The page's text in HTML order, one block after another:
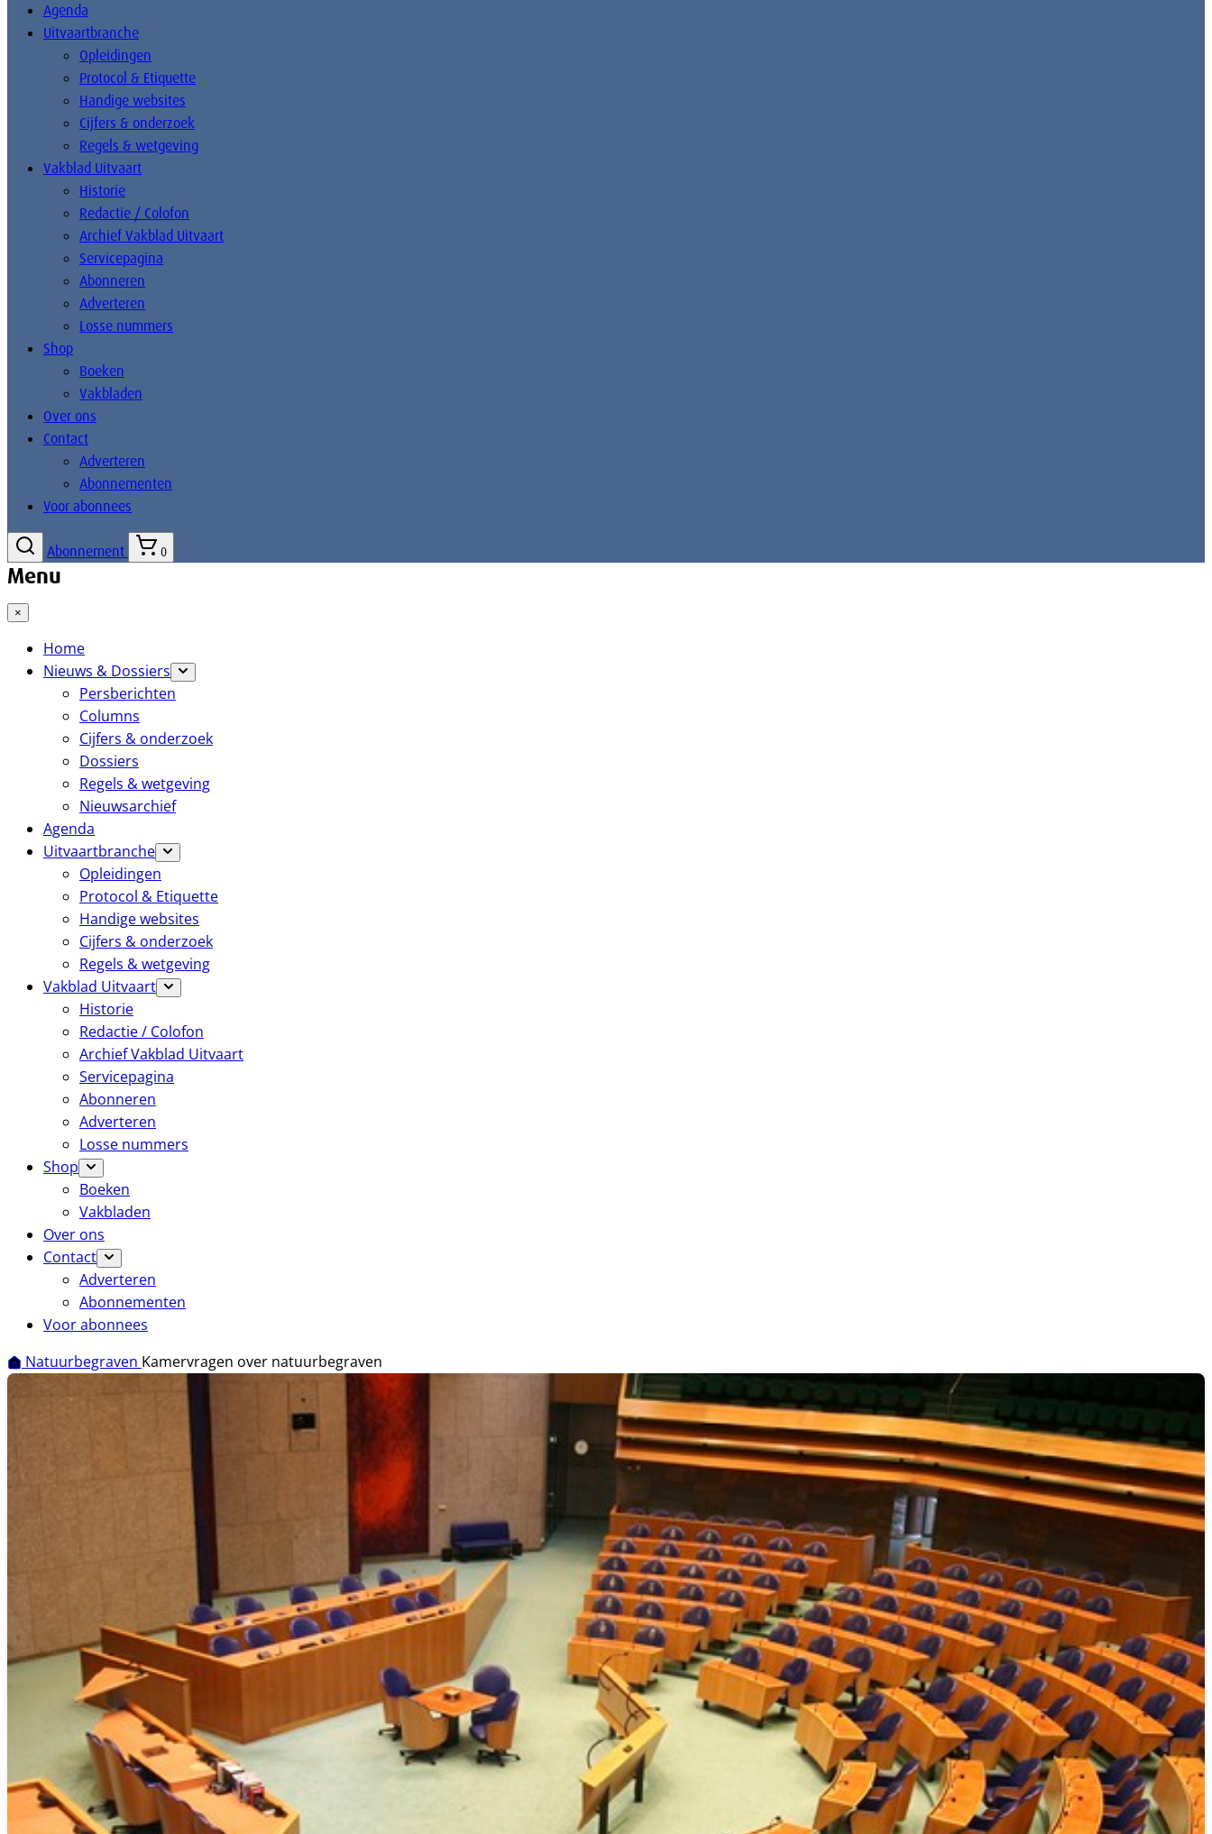
Agenda
Uitvaartbranche
Opleidingen
Protocol & Etiquette
Handige websites
Cijfers & onderzoek
Regels & wetgeving
Vakblad Uitvaart
Historie
Redactie / Colofon
Archief Vakblad Uitvaart
Servicepagina
Abonneren
Adverteren
Losse nummers
Shop
Boeken
Vakbladen
Over ons
Contact
Adverteren
Abonnementen
Voor abonnees
Abonnement 0
Menu
×
Home
Nieuws & Dossiers
Persberichten
Columns
Cijfers & onderzoek
Dossiers
Regels & wetgeving
Nieuwsarchief
Agenda
Uitvaartbranche
Opleidingen
Protocol & Etiquette
Handige websites
Cijfers & onderzoek
Regels & wetgeving
Vakblad Uitvaart
Historie
Redactie / Colofon
Archief Vakblad Uitvaart
Servicepagina
Abonneren
Adverteren
Losse nummers
Shop
Boeken
Vakbladen
Over ons
Contact
Adverteren
Abonnementen
Voor abonnees
Natuurbegraven Kamervragen over natuurbegraven